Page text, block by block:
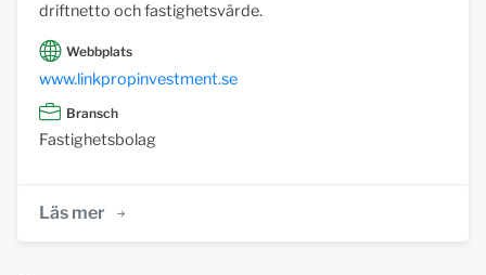
driftnetto och fastighetsvärde.
Webbplats
www.linkpropinvestment.se
Bransch
Fastighetsbolag
Läs mer